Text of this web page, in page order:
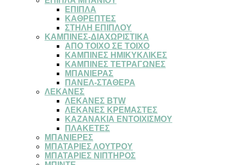
ΕΠΙΠΛΑ
ΚΑΘΡΕΠΤΕΣ
ΣΤΗΛΗ ΕΠΙΠΛΟΥ
ΚΑΜΠΙΝΕΣ-ΔΙΑΧΩΡΙΣΤΙΚΑ
ΑΠΟ ΤΟΙΧΟ ΣΕ ΤΟΙΧΟ
ΚΑΜΠΙΝΕΣ ΗΜΙΚΥΚΛΙΚΕΣ
ΚΑΜΠΙΝΕΣ ΤΕΤΡΑΓΩΝΕΣ
ΜΠΑΝΙΕΡΑΣ
ΠΑΝΕΛ-ΣΤΑΘΕΡΑ
ΛΕΚΑΝΕΣ
ΛΕΚΑΝΕΣ BTW
ΛΕΚΑΝΕΣ ΚΡΕΜΑΣΤΕΣ
ΚΑΖΑΝΑΚΙΑ ΕΝΤΟΙΧΙΣΜΟΥ
ΠΛΑΚΕΤΕΣ
ΜΠΑΝΙΕΡΕΣ
ΜΠΑΤΑΡΙΕΣ ΛΟΥΤΡΟΥ
ΜΠΑΤΑΡΙΕΣ ΝΙΠΤΗΡΟΣ